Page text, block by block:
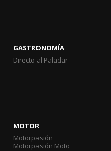
GASTRONOMÍA
Directo al Paladar
MOTOR
Motorpasión
Motorpasión Moto